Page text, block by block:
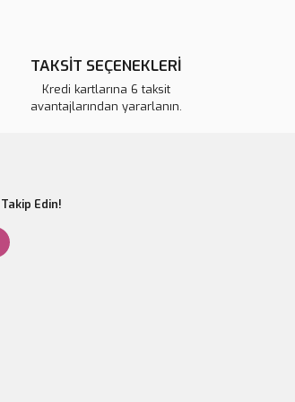
TAKSİT SEÇENEKLERİ
Kredi kartlarına 6 taksit
avantajlarından yararlanın.
Edin!